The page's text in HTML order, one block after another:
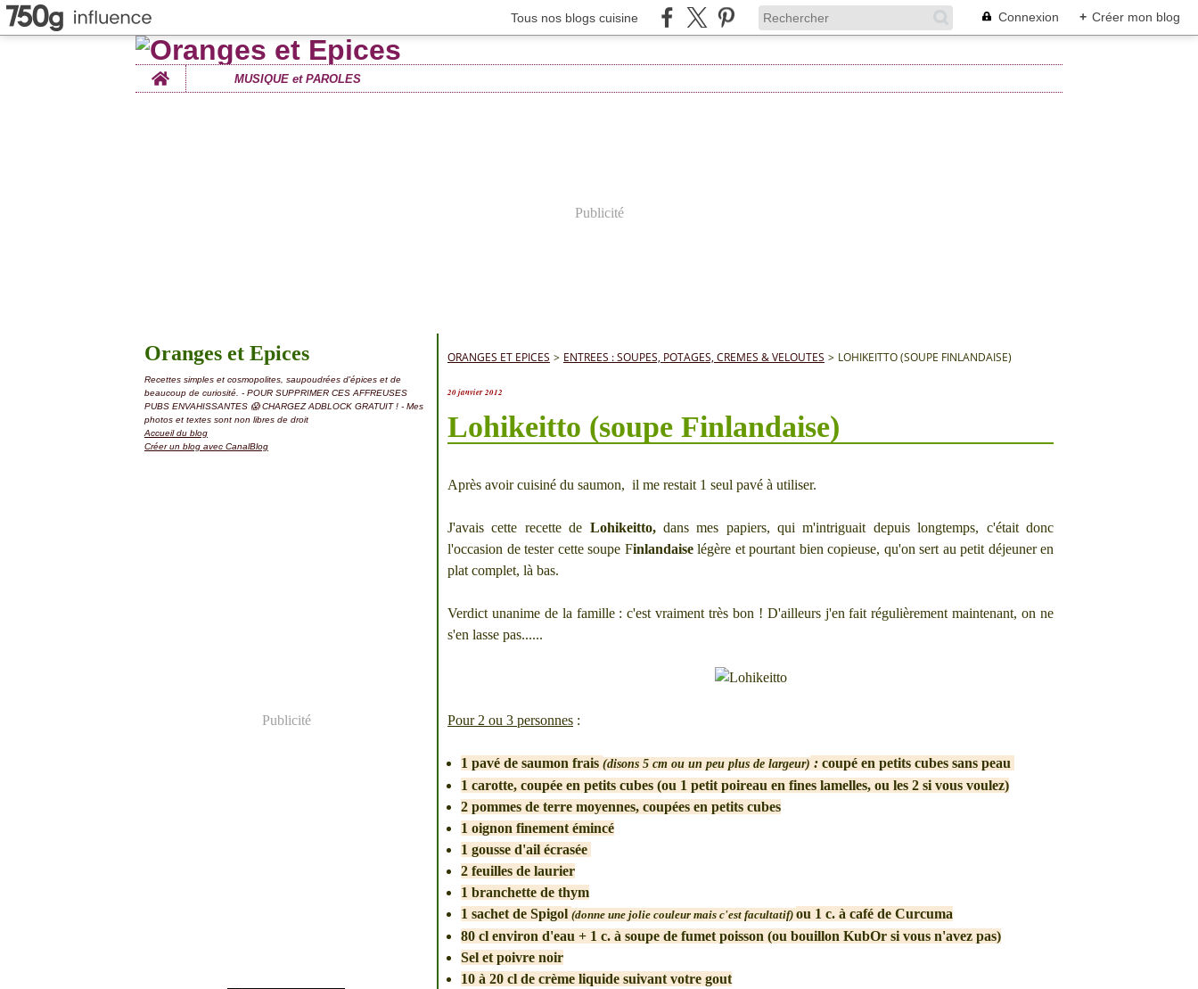
Tous nos blogs cuisine Connexion + Créer mon blog
Home
MUSIQUE et PAROLES
Publicité
Oranges et Epices
Recettes simples et cosmopolites, saupoudrées d'épices et de
beaucoup de curiosité. - POUR SUPPRIMER CES AFFREUSES
PUBS ENVAHISSANTES 😱 CHARGEZ ADBLOCK GRATUIT ! - Mes
photos et textes sont non libres de droit
Accueil du blog
Créer un blog avec CanalBlog
Publicité
ORANGES ET EPICES > ENTREES : SOUPES, POTAGES, CREMES & VELOUTES > LOHIKEITTO (SOUPE FINLANDAISE)
20 janvier 2012
Lohikeitto (soupe Finlandaise)
Après avoir cuisiné du saumon, il me restait 1 seul pavé à utiliser.
J'avais cette recette de Lohikeitto,dans mes papiers, qui m'intriguait depuis longtemps, c'était donc
l'occasion de tester cette soupe Finlandaiselégère et pourtant bien copieuse, qu'on sert au petit déjeuner en
plat complet, là bas.
Verdict unanime de la famille : c'est vraiment très bon ! D'ailleurs j'en fait régulièrement maintenant, on ne
s'en lasse pas......
Pour 2 ou 3 personnes :
1 pavé de saumon frais (disons 5 cm ou un peu plus de largeur) : coupé en petits cubes sans peau
1 carotte, coupée en petits cubes (ou 1 petit poireau en fines lamelles, ou les 2 si vous voulez)
2 pommes de terre moyennes, coupées en petits cubes
1 oignon finement émincé
1 gousse d'ail écrasée
2 feuilles de laurier
1 branchette de thym
1 sachet de Spigol (donne une jolie couleur mais c'est facultatif) ou 1 c. à café de Curcuma
80 cl environ d'eau + 1 c. à soupe de fumet poisson (ou bouillon KubOr si vous n'avez pas)
Sel et poivre noir
10 à 20 cl de crème liquide suivant votre gout